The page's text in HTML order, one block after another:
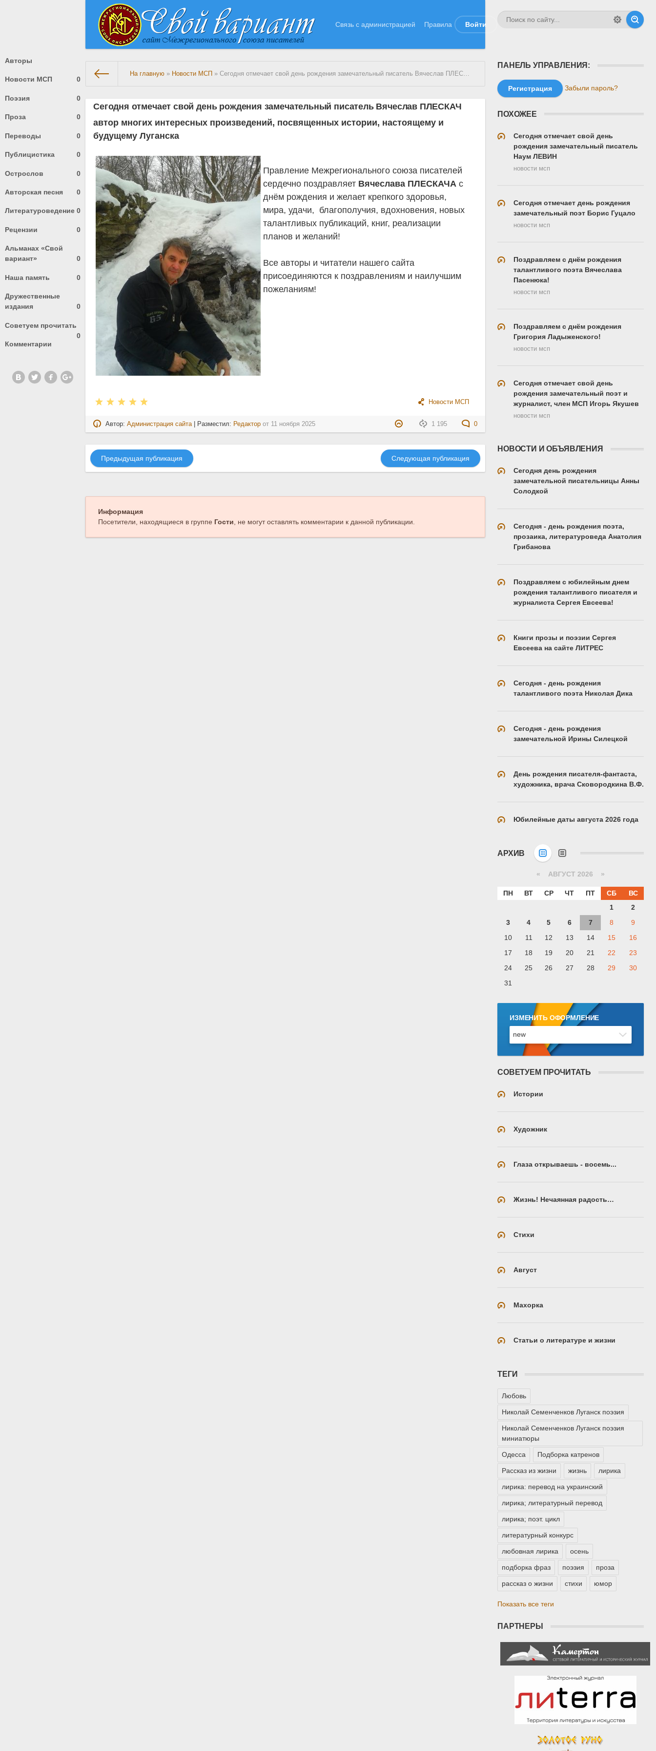
Связь с администрацией Правила Войти
Авторы
Новости МСП 0
Поэзия 0
Проза 0
Переводы 0
Публицистика 0
Острослов 0
Авторская песня 0
Литературоведение 0
Рецензии 0
Альманах «Свой
вариант»
0
Наша память 0
Дружественные
издания
0
Советуем прочитать
0
Комментарии
На главную » Новости МСП » Сегодня отмечает свой день рождения замечательный писатель Вячеслав ПЛЕСКАЧ
Сегодня отмечает свой день рождения замечательный писатель Вячеслав ПЛЕСКАЧ
автор многих интересных произведений, посвященных истории, настоящему и
будущему Луганска
Правление Межрегионального союза писателей
сердечно поздравляет Вячеслава ПЛЕСКАЧА с
днём рождения и желает крепкого здоровья,
мира, удачи, благополучия, вдохновения, новых
талантливых публикаций, книг, реализации
планов и желаний!
Все авторы и читатели нашего сайта
присоединяются к поздравлениям и наилучшим
пожеланиям!
Новости МСП
1 195 0
Автор:Администрация сайта | Разместил: Редактор от 11 ноября 2025
Предыдущая публикация Следующая публикация
Информация
Посетители, находящиеся в группе Гости , не могут оставлять комментарии к данной публикации.
ПАНЕЛЬ УПРАВЛЕНИЯ:
Регистрация Забыли пароль?
ПОХОЖЕЕ
Сегодня отмечает свой день
рождения замечательный писатель
Наум ЛЕВИН
новости мсп
Сегодня отмечает день рождения
замечательный поэт Борис Гуцало
новости мсп
Поздравляем с днём рождения
талантливого поэта Вячеслава
Пасенюка!
новости мсп
Поздравляем с днём рождения
Григория Ладыженского!
новости мсп
Сегодня отмечает свой день
рождения замечательный поэт и
журналист, член МСП Игорь Якушев
новости мсп
НОВОСТИ И ОБЪЯВЛЕНИЯ
Сегодня день рождения
замечательной писательницы Анны
Солодкой
Сегодня - день рождения поэта,
прозаика, литературоведа Анатолия
Грибанова
Поздравляем с юбилейным днем
рождения талантливого писателя и
журналиста Сергея Евсеева!
Книги прозы и поэзии Сергея
Евсеева на сайте ЛИТРЕС
Сегодня - день рождения
талантливого поэта Николая Дика
Сегодня - день рождения
замечательной Ирины Силецкой
День рождения писателя-фантаста,
художника, врача Сковородкина В.Ф.
Юбилейные даты августа 2026 года
АРХИВ
« АВГУСТ 2026 »
ПН ВТ СР ЧТ ПТ СБ
ВС
1
2
3
4 5 6 7 8
9
10
11 12 13 14 15
16
17
18 19 20 21 22
23
24
25 26 27 28 29
30
31
ИЗМЕНИТЬ ОФОРМЛЕНИЕ
СОВЕТУЕМ ПРОЧИТАТЬ
Истории
Художник
Глаза открываешь - восемь...
Жизнь! Нечаянная радость…
Стихи
Август
Махорка
Статьи о литературе и жизни
ТЕГИ
Любовь
Николай Семенченков Луганск поэзия
Николай Семенченков Луганск поэзия
миниатюры
Одесса Подборка катренов
Рассказ из жизни жизнь лирика
лирика: перевод на украинский
лирика; литературный перевод
лирика; поэт. цикл
литературный конкурс
любовная лирика осень
подборка фраз поэзия проза
рассказ о жизни стихи юмор
Показать все теги
ПАРТНЕРЫ